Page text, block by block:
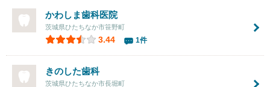
かわしま歯科医院
茨城県ひたちなか市笹野町
3.44 1件
きのした歯科
茨城県ひたちなか市長堀町